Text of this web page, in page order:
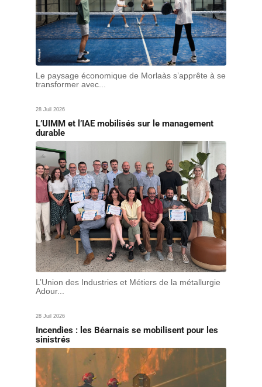
Le paysage économique de Morlaàs s’apprête à se
transformer avec...
28 Juil 2026
L’UIMM et l’IAE mobilisés sur le management
durable
L’Union des Industries et Métiers de la métallurgie
Adour...
28 Juil 2026
Incendies : les Béarnais se mobilisent pour les
sinistrés